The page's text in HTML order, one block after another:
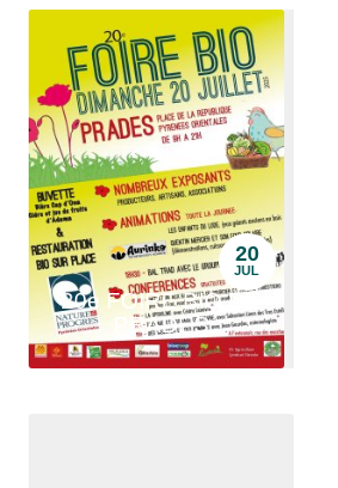
20
JUL
20e FOIRE BIO DE
PRADES